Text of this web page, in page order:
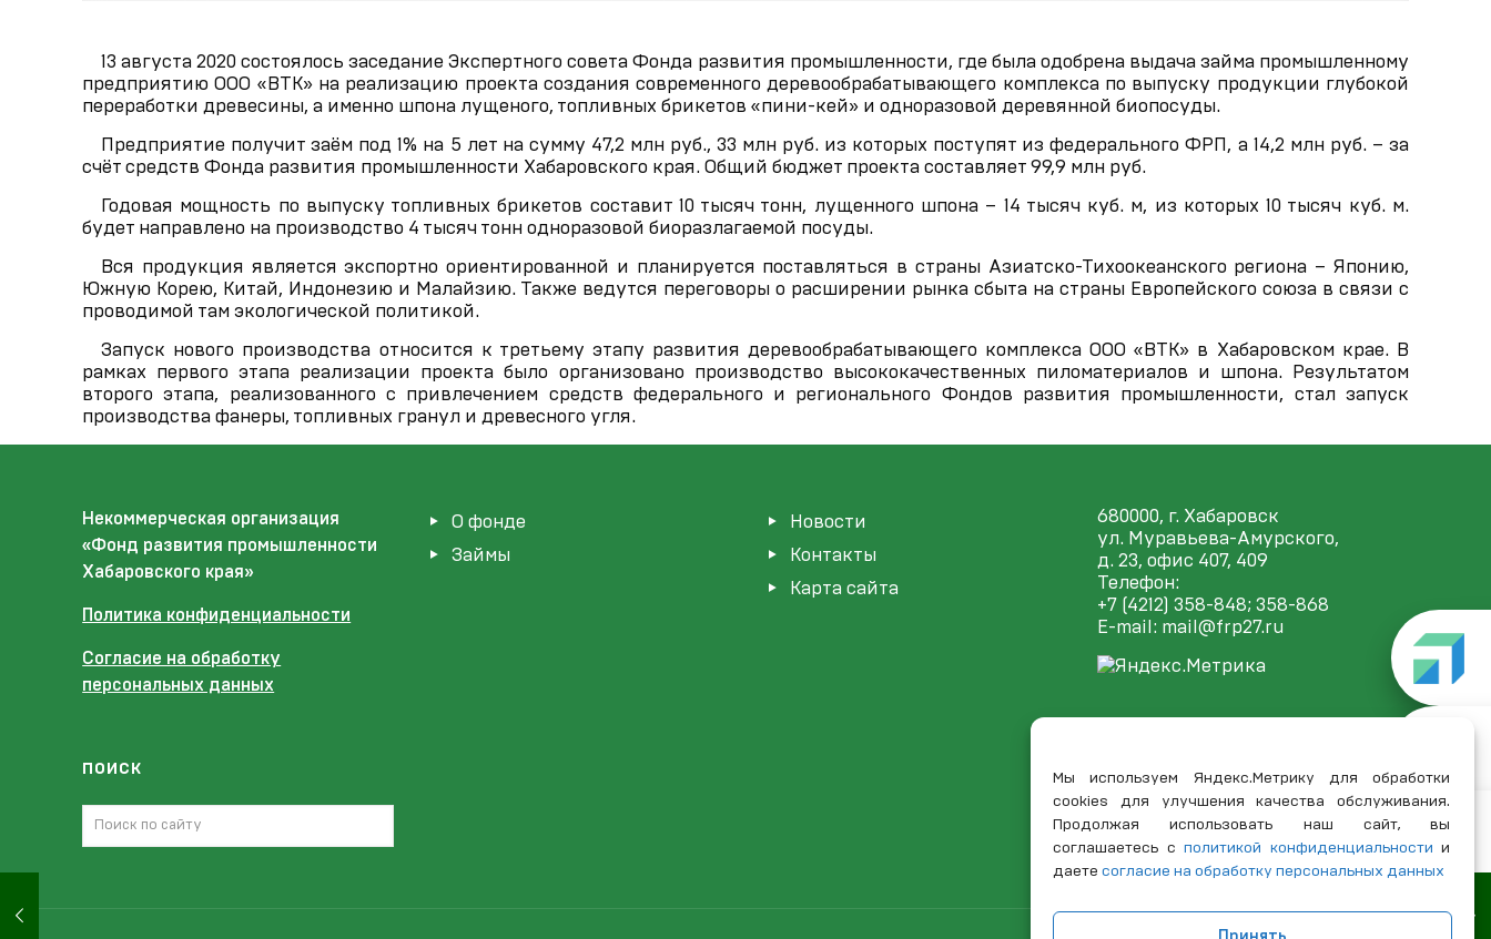
Мы используем Яндекс.Метрику для обработки
cookies для улучшения качества обслуживания.
Продолжая использовать наш сайт, вы
соглашаетесь с политикой конфиденциальности и
даете согласие на обработку персональных данных
Принять
13 августа 2020 состоялось заседание Экспертного совета Фонда развития промышленности, где была одобрена выдача займа промышленному
предприятию ООО «ВТК» на реализацию проекта создания современного деревообрабатывающего комплекса по выпуску продукции глубокой
переработки древесины, а именно шпона лущеного, топливных брикетов «пини-кей» и одноразовой деревянной биопосуды.
Предприятие получит заём под 1% на 5 лет на сумму 47,2 млн руб., 33 млн руб. из которых поступят из федерального ФРП, а 14,2 млн руб. – за
счёт средств Фонда развития промышленности Хабаровского края. Общий бюджет проекта составляет 99,9 млн руб.
Годовая мощность по выпуску топливных брикетов составит 10 тысяч тонн, лущенного шпона – 14 тысяч куб. м, из которых 10 тысяч куб. м.
будет направлено на производство 4 тысяч тонн одноразовой биоразлагаемой посуды.
Вся продукция является экспортно ориентированной и планируется поставляться в страны Азиатско-Тихоокеанского региона – Японию,
Южную Корею, Китай, Индонезию и Малайзию. Также ведутся переговоры о расширении рынка сбыта на страны Европейского союза в связи с
проводимой там экологической политикой.
Запуск нового производства относится к третьему этапу развития деревообрабатывающего комплекса ООО «ВТК» в Хабаровском крае. В
рамках первого этапа реализации проекта было организовано производство высококачественных пиломатериалов и шпона. Результатом
второго этапа, реализованного с привлечением средств федерального и регионального Фондов развития промышленности, стал запуск
производства фанеры, топливных гранул и древесного угля.
Некоммерческая организация
«Фонд развития промышленности
Хабаровского края»
Политика конфиденциальности
Согласие на обработку
персональных данных
поиск
О фонде
Займы
Новости
Контакты
Карта сайта
680000, г. Хабаровск
ул. Муравьева-Амурского,
д. 23, офис 407, 409
Телефон:
+7 (4212) 358-848; 358-868
E-mail: mail@frp27.ru